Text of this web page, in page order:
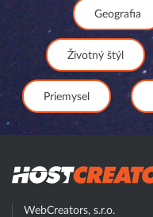
Geografia
Životný štýl
Priemysel
WebCreators, s.r.o.